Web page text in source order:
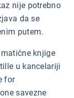
nije potrebno
da se
putem.
knjige
u kancelariji
for
savezne